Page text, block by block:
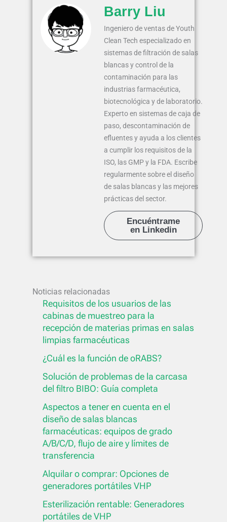
Barry Liu
Ingeniero de ventas de Youth
Clean Tech especializado en
sistemas de filtración de salas
blancas y control de la
contaminación para las
industrias farmacéutica,
biotecnológica y de laboratorio.
Experto en sistemas de caja de
paso, descontaminación de
efluentes y ayuda a los clientes
a cumplir los requisitos de la
ISO, las GMP y la FDA. Escribe
regularmente sobre el diseño
de salas blancas y las mejores
prácticas del sector.
Encuéntrame
en Linkedin
Noticias relacionadas
Requisitos de los usuarios de las
cabinas de muestreo para la
recepción de materias primas en salas
limpias farmacéuticas
¿Cuál es la función de oRABS?
Solución de problemas de la carcasa
del filtro BIBO: Guía completa
Aspectos a tener en cuenta en el
diseño de salas blancas
farmacéuticas: equipos de grado
A/B/C/D, flujo de aire y límites de
transferencia
Alquilar o comprar: Opciones de
generadores portátiles VHP
Esterilización rentable: Generadores
portátiles de VHP